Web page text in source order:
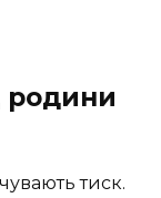
родини
тиск.